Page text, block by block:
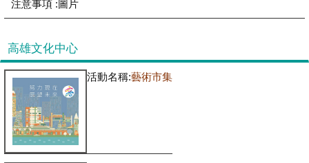
高雄文化中心
活動名稱:藝術市集